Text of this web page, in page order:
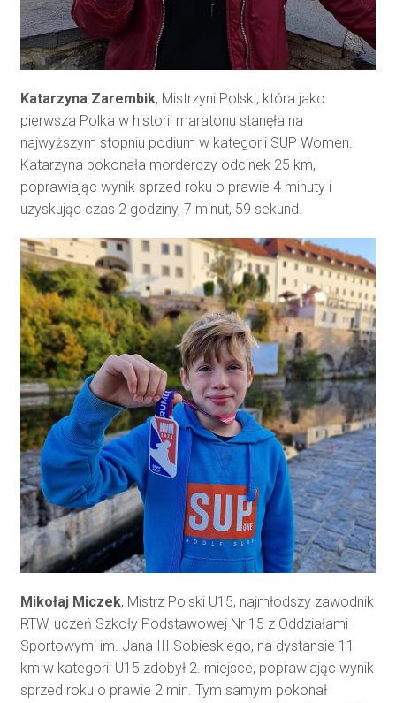
Katarzyna Zarembik, Mistrzyni Polski, która jako
pierwsza Polka w historii maratonu stanęła na
najwyższym stopniu podium w kategorii SUP Women.
Katarzyna pokonała morderczy odcinek 25 km,
poprawiając wynik sprzed roku o prawie 4 minuty i
uzyskując czas 2 godziny, 7 minut, 59 sekund.
Mikołaj Miczek, Mistrz Polski U15, najmłodszy zawodnik
RTW, uczeń Szkoły Podstawowej Nr 15 z Oddziałami
Sportowymi im. Jana III Sobieskiego, na dystansie 11
km w kategorii U15 zdobył 2. miejsce, poprawiając wynik
sprzed roku o prawie 2 min. Tym samym pokonał